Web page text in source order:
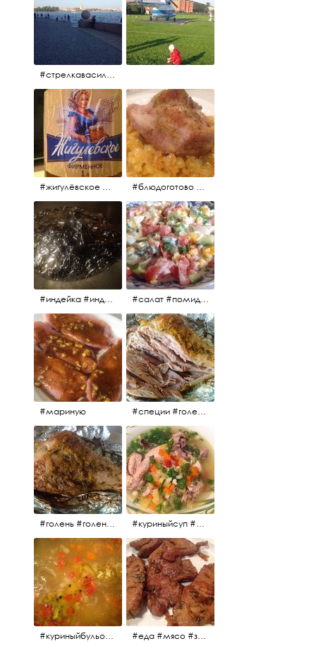
#стрелкавасильевскогоострова #нева #река
#жигулёвское #пиво #свежеепиво #beer #напиток #блюдоготово #можнокушать #простолук #лук #индейкавфольге #мясоиндейки
#индейка #индейкавфольге #еда #мясоиндейки 🚀 #салат #помидоры #яйцо #огурцы #зелень #кинза #петрушка #укроп #сметана #соль #витамины
#мариную #специи #голень #голеньиндейки #индейка #мясо #еда #завтрак #голеньиндейкивфольге
#голень #голеньиндейки #голеньиндейкивфольге #индейка #завтрак #еда #мясо #куриныйсуп #еда #ужин #можнокушать
#куриныйбульон #лавровыйлист #помидоры #картофель #чеснок #лук #морковь #приправы #перецдушистый #курица #ужин #еда #сольповкусу #жёлтыйкарри #имбирь #кориандр #кокос #лимонныйсок #оливковоемасло #кумин #кайенскийперец #еда #мясо #завтрак #источниквдохновения #люблюготовить